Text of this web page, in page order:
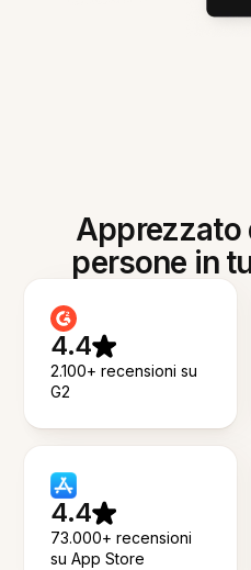
Apprezzato
persone in
4.4
2.100+ recensioni su
G2
4.4
73.000+ recensioni
su App Store